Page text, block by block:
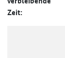
Zeit: